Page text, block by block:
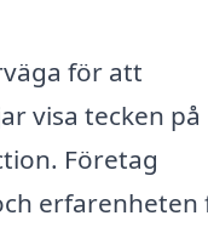
för att
visa tecken på
Företag
erfarenheten